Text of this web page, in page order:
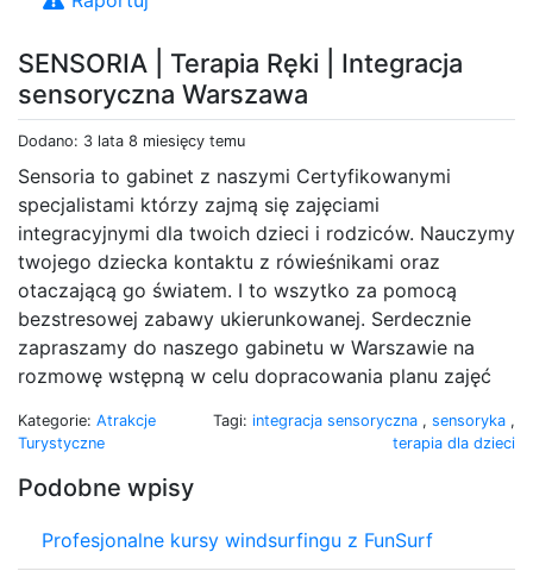
SENSORIA | Terapia Ręki | Integracja
sensoryczna Warszawa
Dodano: 3 lata 8 miesięcy temu
Sensoria to gabinet z naszymi Certyfikowanymi
specjalistami którzy zajmą się zajęciami
integracyjnymi dla twoich dzieci i rodziców. Nauczymy
twojego dziecka kontaktu z rówieśnikami oraz
otaczającą go światem. I to wszytko za pomocą
bezstresowej zabawy ukierunkowanej. Serdecznie
zapraszamy do naszego gabinetu w Warszawie na
rozmowę wstępną w celu dopracowania planu zajęć
Kategorie: Atrakcje
Turystyczne
Tagi: integracja sensoryczna , sensoryka ,
terapia dla dzieci
Podobne wpisy
Profesjonalne kursy windsurfingu z FunSurf